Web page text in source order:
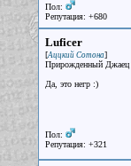
Пол:
Репутация: +680
Luficer
[Аццкий Сотона]
Прирожденный Джаец
Да, это негр :)
Пол:
Репутация: +321